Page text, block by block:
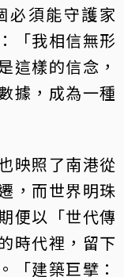
必須能守護家
「我相信無形
這樣的信念，
據，成為一種
映照了南港從
，而世界明珠
便以「世代傳
時代裡，留下
「建築巨擘：